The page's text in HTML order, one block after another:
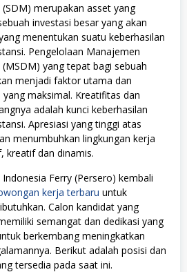
merupakan asset yang
investasi besar yang akan
menentukan suatu keberhasilan
Pengelolaan Manajemen
yang tepat bagi sebuah
menjadi faktor utama dan
maksimal. Kreatifitas dan
adalah kunci keberhasilan
Apresiasi yang tinggi atas
menumbuhkan lingkungan kerja
kreatif dan dinamis.
Ferry (Persero) kembali
kerja terbaru untuk
Calon kandidat yang
semangat dan dedikasi yang
berkembang meningkatkan
Berikut adalah posisi dan
tersedia pada saat ini.